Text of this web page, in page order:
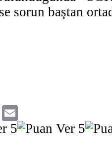
sorun baştan
Copy
Link